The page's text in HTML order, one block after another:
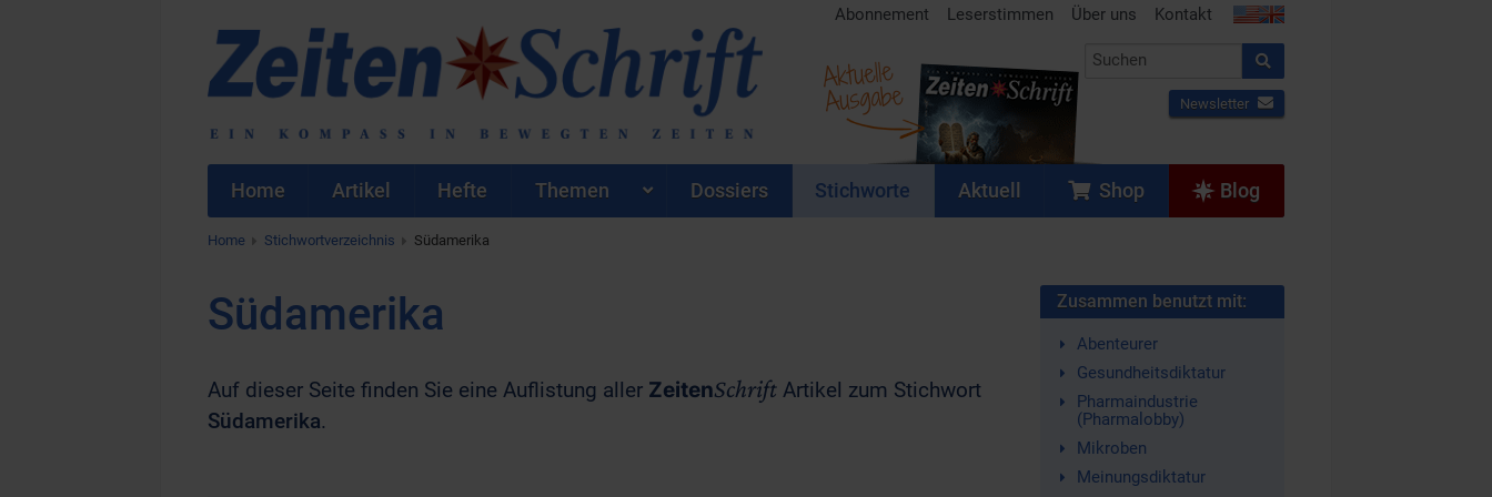
Abonnement Leserstimmen Über uns Kontakt
Newsletter
Aktuelle
Ausgabe
Home Artikel Hefte Themen Dossiers Stichworte Aktuell Shop Blog
Home Stichwortverzeichnis Südamerika
Südamerika
Auf dieser Seite finden Sie eine Auflistung aller ZeitenSchrift Artikel zum Stichwort
Südamerika.
Zusammen benutzt mit:
Abenteurer
Gesundheitsdiktatur
Pharmaindustrie
(Pharmalobby)
Mikroben
Meinungsdiktatur